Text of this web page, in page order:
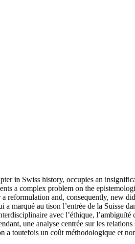
in Swiss history, occupies an
a complex problem on the
reformulation and, consequently, new
a marqué au tison l’entrée de la Suisse
avec l’éthique,
une analyse centrée sur les
a toutefois un coût méthodologique et